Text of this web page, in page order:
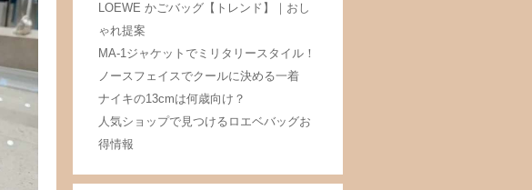
LOEWE かごバッグ【トレンド】｜おし
ゃれ提案
MA-1ジャケットでミリタリースタイル！
ノースフェイスでクールに決める一着
ナイキの13cmは何歳向け？
人気ショップで見つけるロエベバッグお
得情報